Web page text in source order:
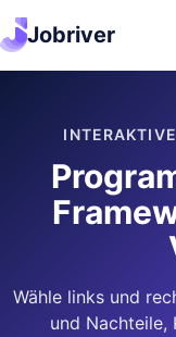
Jobriver
Wähle links und
und Nachteile,